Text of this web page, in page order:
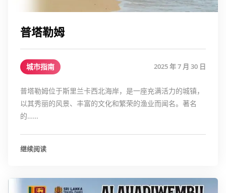
普塔勒姆
城市指南 2025 年 7 月 30 日
普塔勒姆位于斯里兰卡西北海岸，是一座充满活力的城镇，
以其秀丽的风景、丰富的文化和繁荣的渔业而闻名。著名
的……
继续阅读